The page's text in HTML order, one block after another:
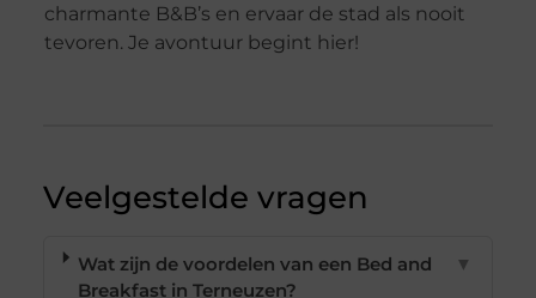
charmante B&B’s en ervaar de stad als nooit
tevoren. Je avontuur begint hier!
Veelgestelde vragen
Wat zijn de voordelen van een Bed and
Breakfast in Terneuzen?
▼